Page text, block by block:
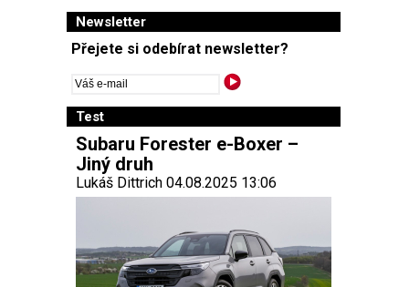
Newsletter
Přejete si odebírat newsletter?
Test
Subaru Forester e-Boxer –
Jiný druh
Lukáš Dittrich 04.08.2025 13:06